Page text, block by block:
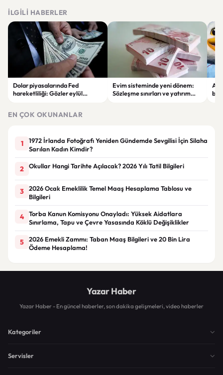
İLGILI HABERLER
Dolar piyasalarında Fed
hareketliliği: Gözler eylül
Evim sisteminde yeni dönem:
Sözleşme sınırları ve yatırım
EN ÇOK OKUNANLAR
1
1972 İrlanda Fotoğrafı Yeniden Gündemde Sevgilisi İçin Silaha
Sarılan Kadın Kimdir?
2 Okullar Hangi Tarihte Açılacak? 2026 Yılı Tatil Bilgileri
3
2026 Ocak Emeklilik Temel Maaş Hesaplama Tablosu ve
Bilgileri
4
Torba Kanun Komisyonu Onayladı: Yüksek Aidatlara
Sınırlama, Tapu ve Çevre Yasasında Köklü Değişiklikler
5
2026 Emekli Zammı: Taban Maaş Bilgileri ve 20 Bin Lira
Ödeme Hesaplama!
Yazar Haber
Yazar Haber - En güncel haberler, son dakika gelişmeleri, video haberler
Kategoriler
Servisler